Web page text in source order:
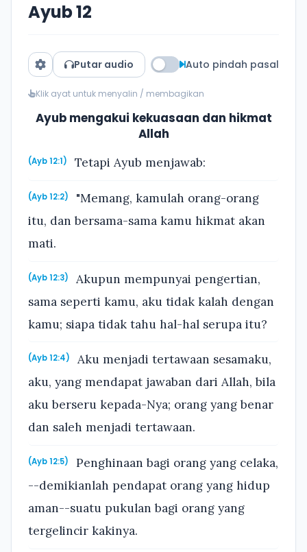
Ayub 12
Putar audio Auto pindah pasal
Klik ayat untuk menyalin / membagikan
Ayub mengakui kekuasaan dan hikmat
Allah
(Ayb 12:1) Tetapi Ayub menjawab:
(Ayb 12:2)
"Memang, kamulah orang-orang
itu, dan bersama-sama kamu hikmat akan
mati.
(Ayb 12:3)
Akupun mempunyai pengertian,
sama seperti kamu, aku tidak kalah dengan
kamu; siapa tidak tahu hal-hal serupa itu?
(Ayb 12:4)
Aku menjadi tertawaan sesamaku,
aku, yang mendapat jawaban dari Allah, bila
aku berseru kepada-Nya; orang yang benar
dan saleh menjadi tertawaan.
(Ayb 12:5)
Penghinaan bagi orang yang celaka,
--demikianlah pendapat orang yang hidup
aman--suatu pukulan bagi orang yang
tergelincir kakinya.